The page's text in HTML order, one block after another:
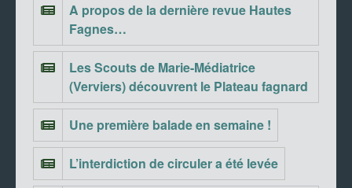
A propos de la dernière revue Hautes
Fagnes…
Les Scouts de Marie-Médiatrice
(Verviers) découvrent le Plateau fagnard
Une première balade en semaine !
L’interdiction de circuler a été levée